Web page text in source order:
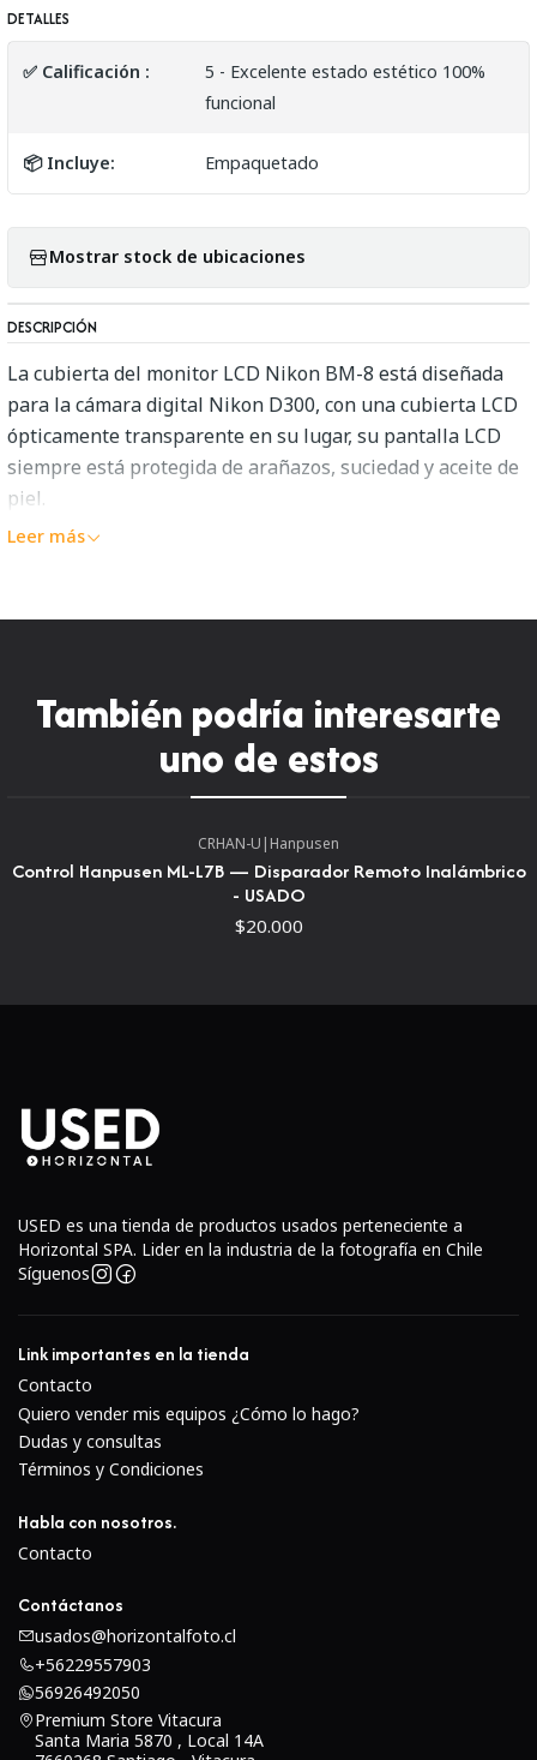
DETALLES
✅ Calificación :
5 - Excelente estado estético 100%
funcional
📦 Incluye: Empaquetado
Mostrar stock de ubicaciones
DESCRIPCIÓN
La cubierta del monitor LCD Nikon BM-8 está diseñada
para la cámara digital Nikon D300, con una cubierta LCD
ópticamente transparente en su lugar, su pantalla LCD
siempre está protegida de arañazos, suciedad y aceite de
piel.
Leer más
También podría interesarte
uno de estos
CRHAN-U | Hanpusen
Control Hanpusen ML-L7B — Disparador Remoto Inalámbrico
- USADO
$20.000
USED es una tienda de productos usados perteneciente a
Horizontal SPA. Lider en la industria de la fotografía en Chile
Síguenos
Link importantes en la tienda
Contacto
Quiero vender mis equipos ¿Cómo lo hago?
Dudas y consultas
Términos y Condiciones
Habla con nosotros.
Contacto
Contáctanos
usados@horizontalfoto.cl
+56229557903
56926492050
Premium Store Vitacura
Santa Maria 5870 , Local 14A